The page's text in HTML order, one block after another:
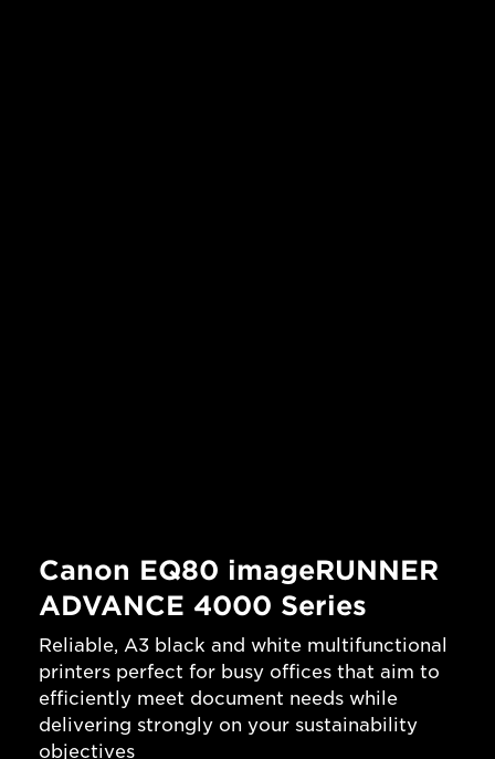
Canon EQ80 imageRUNNER
ADVANCE 4000 Series
Reliable, A3 black and white multifunctional
printers perfect for busy offices that aim to
efficiently meet document needs while
delivering strongly on your sustainability
objectives